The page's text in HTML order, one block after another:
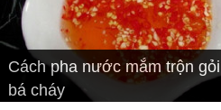
Cách pha nước mắm trộn
bá cháy
Bí quyết để chiên đậu hũ giòn
Cách ướp sườn non nướng
đúng vị
Cách ướp thịt heo chiên ngon
Bật mí cách ướp sườn cơm
ngon